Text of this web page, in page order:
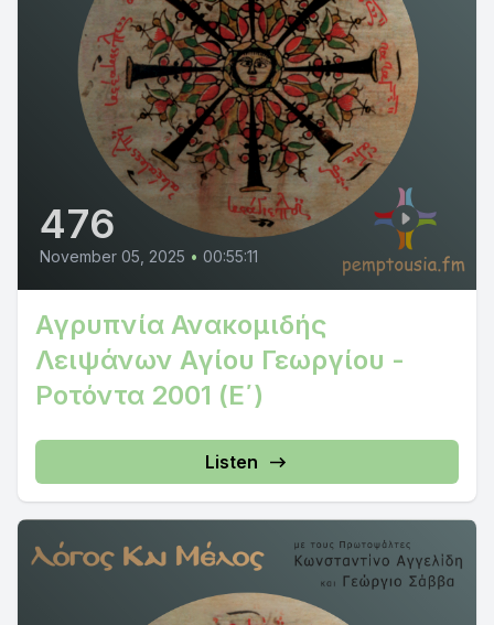
476
November 05, 2025 • 00:55:11
Αγρυπνία Ανακομιδής
Λειψάνων Αγίου Γεωργίου -
Ροτόντα 2001 (Ε΄)
Listen